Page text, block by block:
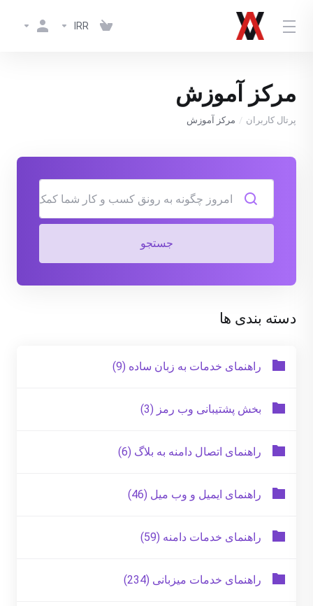
IRR
مرکز آموزش
پرتال کاربران مرکز آموزش
جستجو
دسته بندی ها
راهنمای خدمات به زبان ساده (9)
بخش پشتیبانی وب رمز (3)
راهنمای اتصال دامنه به بلاگ (6)
راهنمای ایمیل و وب میل (46)
راهنمای خدمات دامنه (59)
راهنمای خدمات میزبانی (234)